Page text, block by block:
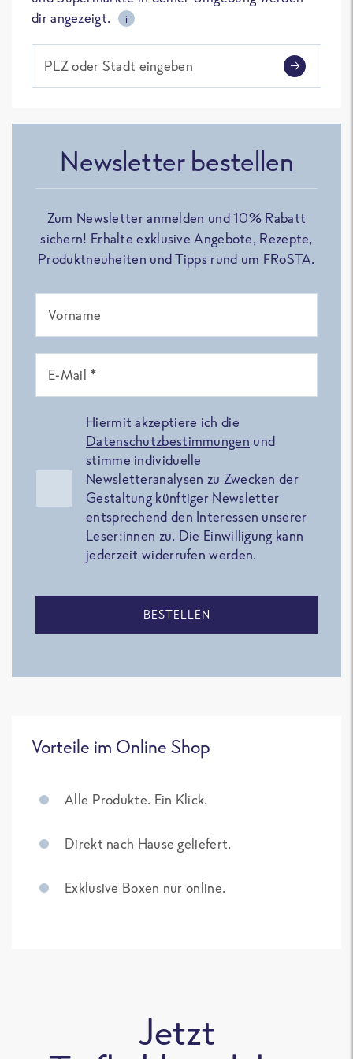
dir angezeigt.
i
PLZ oder Stadt eingeben
Newsletter bestellen
Zum Newsletter anmelden und 10% Rabatt
sichern! Erhalte exklusive Angebote, Rezepte,
Produktneuheiten und Tipps rund um FRoSTA.
Vorname
E-Mail *
Hiermit akzeptiere ich die
Datenschutzbestimmungen und
stimme individuelle
Newsletteranalysen zu Zwecken der
Gestaltung künftiger Newsletter
entsprechend den Interessen unserer
Leser:innen zu. Die Einwilligung kann
jederzeit widerrufen werden.
BESTELLEN
Vorteile im Online Shop
Alle Produkte. Ein Klick.
Direkt nach Hause geliefert.
Exklusive Boxen nur online.
Jetzt